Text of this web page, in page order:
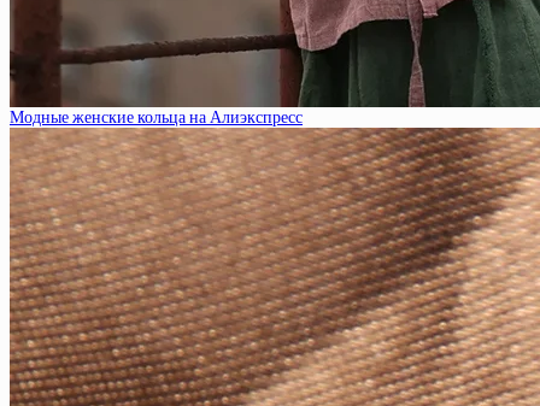
Модные женские кольца на Алиэкспресс